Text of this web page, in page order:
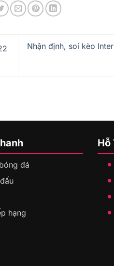
Nhận định, soi kèo
đá
hạng
Hỗ